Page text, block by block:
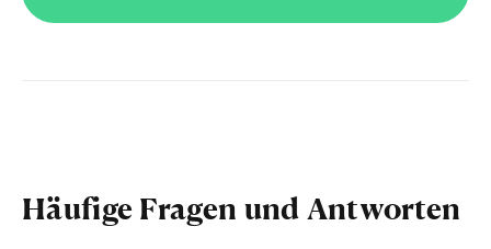
Häufige Fragen und Antworten